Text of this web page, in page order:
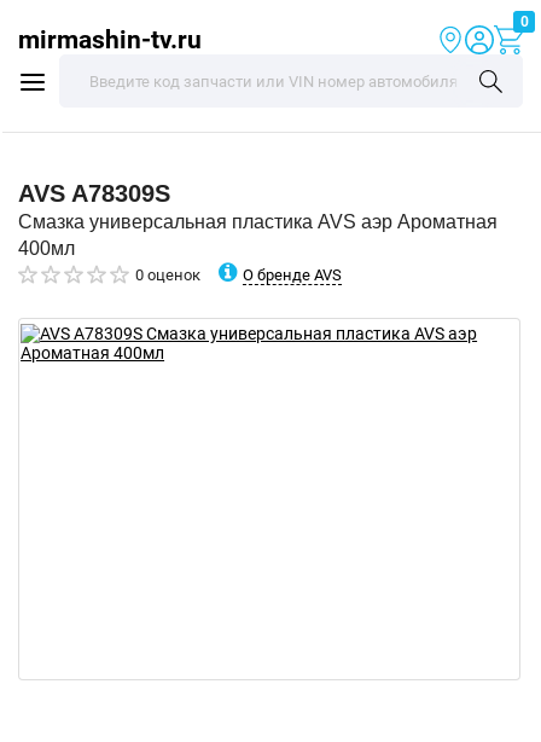
mirmashin-tv.ru
0
AVS A78309S
Смазка универсальная пластика AVS аэр Ароматная
400мл
0 оценок О бренде AVS